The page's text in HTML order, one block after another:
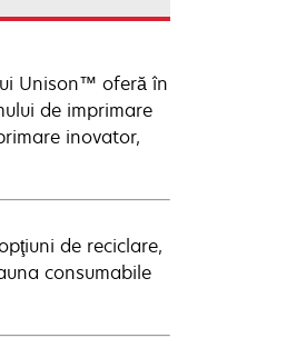
Unison™ oferă în
de imprimare
inovator,
de reciclare,
consumabile